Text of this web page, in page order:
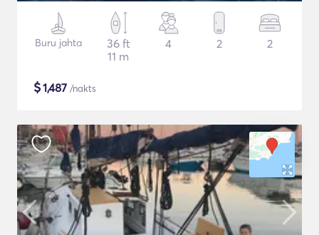
Buru jahta
36 ft
11 m
4 2 2
$1,487 /nakts